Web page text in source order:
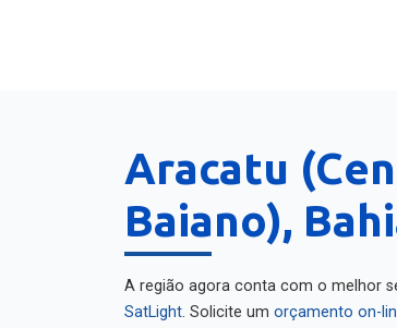
Aracatu
Baiano),
A região agora conta com o melhor
SatLight. Solicite um orçamento on-